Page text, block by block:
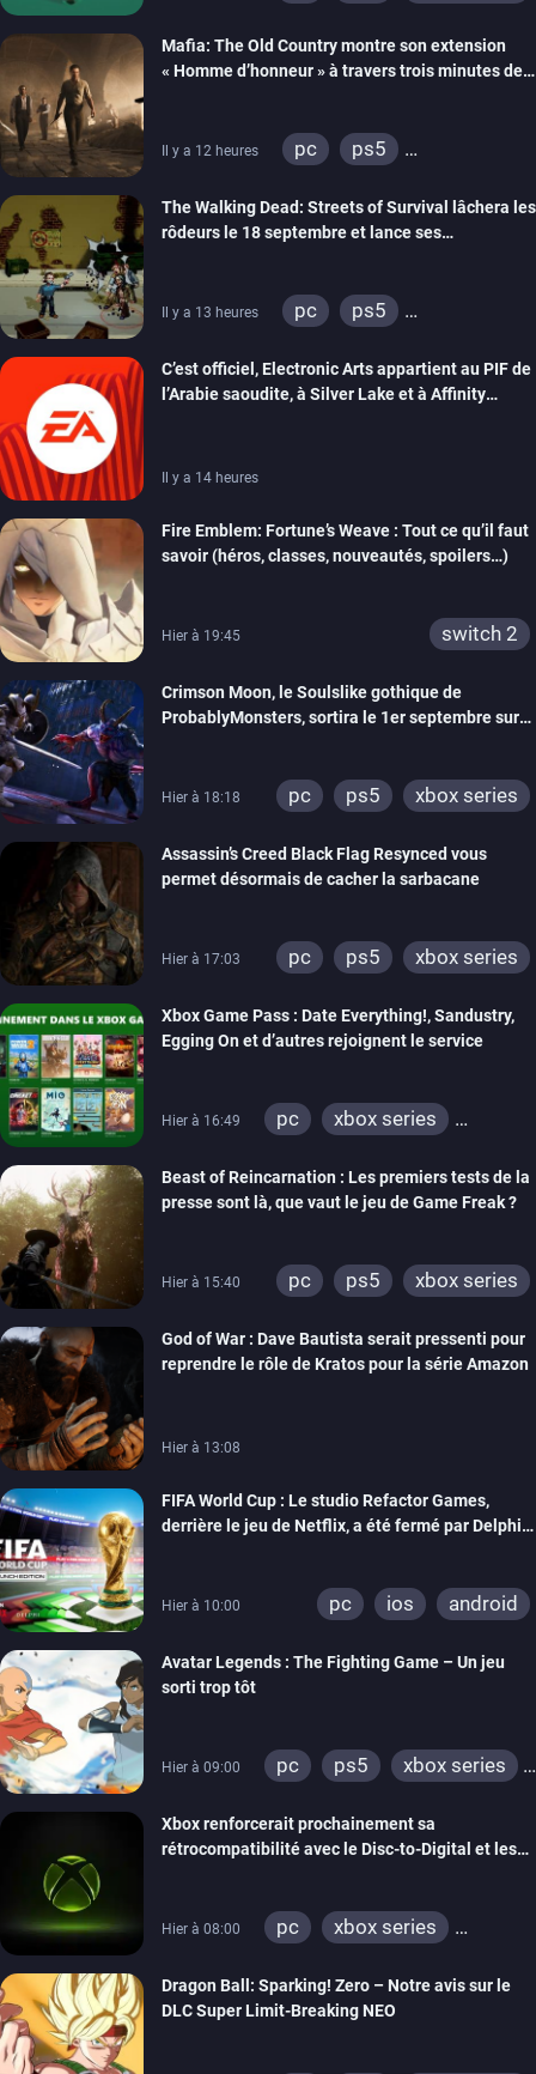
Mafia: The Old Country montre son extension
« Homme d’honneur » à travers trois minutes de
Il y a 12 heures pc
ps5
The Walking Dead: Streets of Survival lâchera les
rôdeurs le 18 septembre et lance ses
Il y a 13 heures pc
ps5
switch 2
C’est officiel, Electronic Arts appartient au PIF de
l’Arabie saoudite, à Silver Lake et à Affinity
Il y a 14 heures
Fire Emblem: Fortune’s Weave : Tout ce qu’il faut
savoir (héros, classes, nouveautés, spoilers…)
Hier à 19:45 switch 2
Crimson Moon, le Soulslike gothique de
ProbablyMonsters, sortira le 1er septembre sur
Hier à 18:18 pc ps5 xbox series
Assassin’s Creed Black Flag Resynced vous
permet désormais de cacher la sarbacane
Hier à 17:03 pc ps5 xbox series
Xbox Game Pass : Date Everything!, Sandustry,
Egging On et d’autres rejoignent le service
Hier à 16:49 pc
xbox series
Beast of Reincarnation : Les premiers tests de la
presse sont là, que vaut le jeu de Game Freak ?
Hier à 15:40 pc ps5 xbox series
God of War : Dave Bautista serait pressenti pour
reprendre le rôle de Kratos pour la série Amazon
Hier à 13:08
FIFA World Cup : Le studio Refactor Games,
derrière le jeu de Netflix, a été fermé par Delphi
Hier à 10:00 pc ios android
Avatar Legends : The Fighting Game – Un jeu
sorti trop tôt
Hier à 09:00 pc ps5
xbox series
Xbox renforcerait prochainement sa
rétrocompatibilité avec le Disc-to-Digital et les
Hier à 08:00 pc
xbox series
Dragon Ball: Sparking! Zero – Notre avis sur le
DLC Super Limit-Breaking NEO